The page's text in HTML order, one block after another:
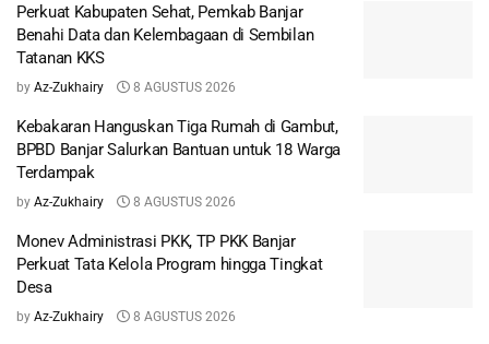
Perkuat Kabupaten Sehat, Pemkab Banjar
Benahi Data dan Kelembagaan di Sembilan
Tatanan KKS
by Az-Zukhairy 8 AGUSTUS 2026
Kebakaran Hanguskan Tiga Rumah di Gambut,
BPBD Banjar Salurkan Bantuan untuk 18 Warga
Terdampak
by Az-Zukhairy 8 AGUSTUS 2026
Monev Administrasi PKK, TP PKK Banjar
Perkuat Tata Kelola Program hingga Tingkat
Desa
by Az-Zukhairy 8 AGUSTUS 2026